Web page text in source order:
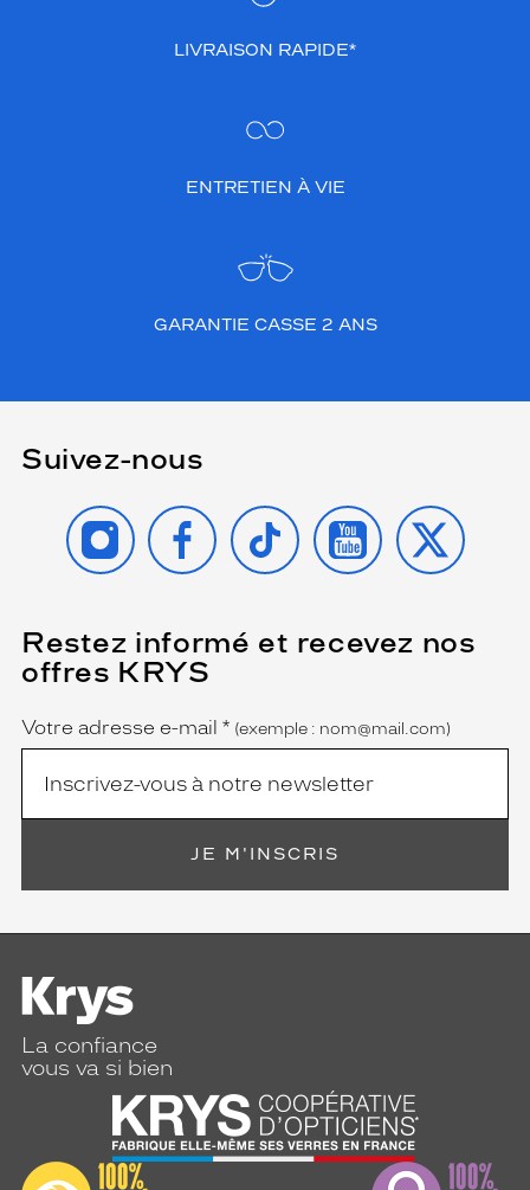
LIVRAISON RAPIDE*
ENTRETIEN À VIE
GARANTIE CASSE 2 ANS
Suivez-nous
INSTAGRAMFACEBOOK
TIKTOK YOUTUBE
X
Restez informé et recevez nos
offres KRYS
Name
Votre adresse e-mail *
(Ce
champ
est
obligatoire)
(exemple : nom@mail.com)
JE M'INSCRIS
La confiance
vous va si bien